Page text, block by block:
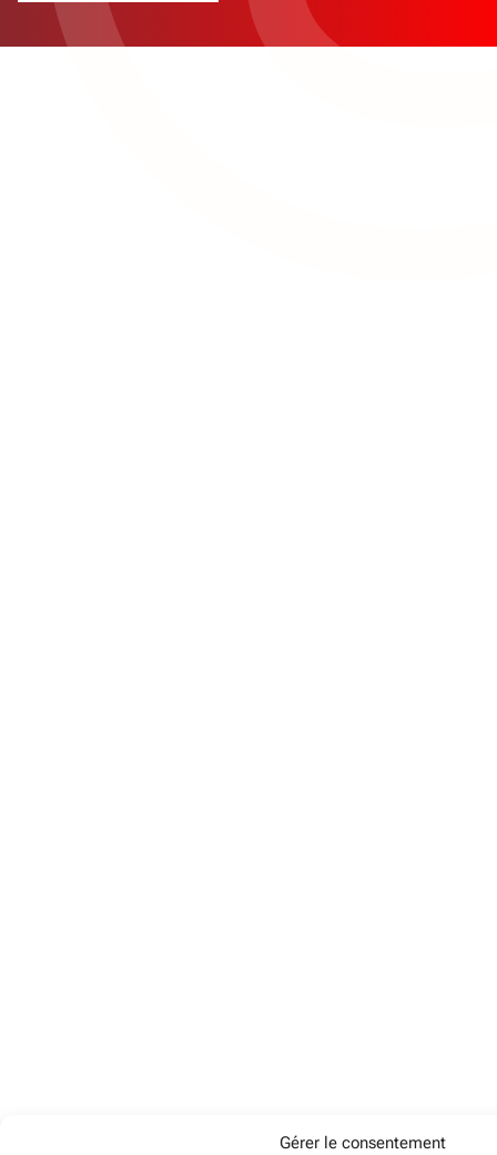
Gérer le consentement